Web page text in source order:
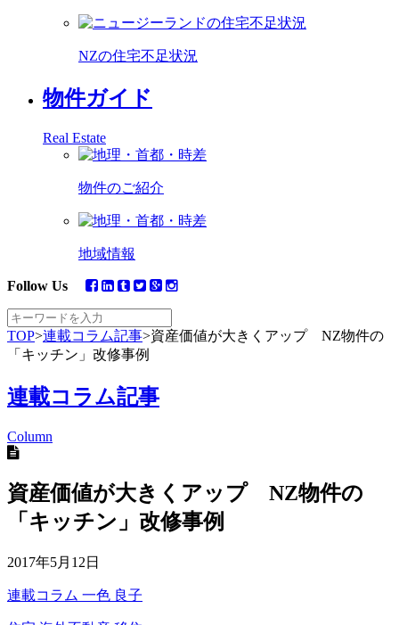
NZの住宅不足状況
物件ガイド
Real Estate
物件のご紹介
地域情報
Follow Us
TOP>連載コラム記事>資産価値が大きくアップ NZ物件の
「キッチン」改修事例
連載コラム記事
Column
資産価値が大きくアップ NZ物件の
「キッチン」改修事例
2017年5月12日
連載コラム 一色 良子